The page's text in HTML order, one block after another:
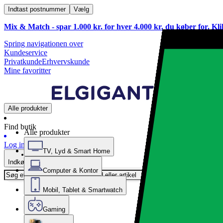
Indtast postnummer Vælg
Mix & Match - spar 1.000 kr. for hver 4.000 kr. du køber for.
Spring navigationen over
Kundeservice
PrivatkundeErhvervskunde
Mine favoritter
Alle produkter
Find butik
Log ind
Indkøbskurv
Alle produkter
TV, Lyd & Smart Home
Computer & Kontor
Mobil, Tablet & Smartwatch
Gaming